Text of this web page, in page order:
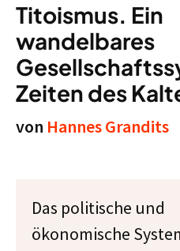
Titoismus. Ein
wandelbares
Zeiten des
von Hannes Grandits
Das politische und
ökonomische